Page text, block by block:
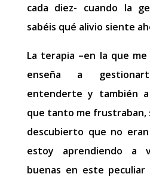
cada diez- cuando la
sabéis qué alivio siente
La terapia –en la que
enseña a
entenderte y también
que tanto me frustraban,
descubierto que no
estoy aprendiendo a
buenas en este